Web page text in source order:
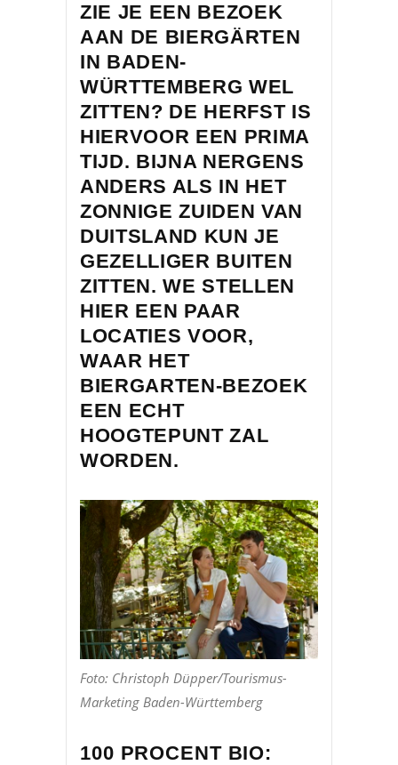
ZIE JE EEN BEZOEK
AAN DE BIERGÄRTEN
IN BADEN-
WÜRTTEMBERG WEL
ZITTEN? DE HERFST IS
HIERVOOR EEN PRIMA
TIJD. BIJNA NERGENS
ANDERS ALS IN HET
ZONNIGE ZUIDEN VAN
DUITSLAND KUN JE
GEZELLIGER BUITEN
ZITTEN. WE STELLEN
HIER EEN PAAR
LOCATIES VOOR,
WAAR HET
BIERGARTEN-BEZOEK
EEN ECHT
HOOGTEPUNT ZAL
WORDEN.
Foto: Christoph Düpper/Tourismus-
Marketing Baden-Württemberg
100 PROCENT BIO: